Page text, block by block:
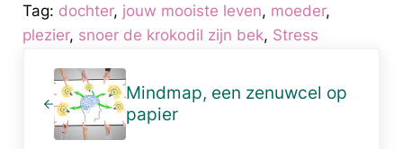
Tag: dochter, jouw mooiste leven, moeder,
plezier, snoer de krokodil zijn bek, Stress
Mindmap, een zenuwcel op
papier